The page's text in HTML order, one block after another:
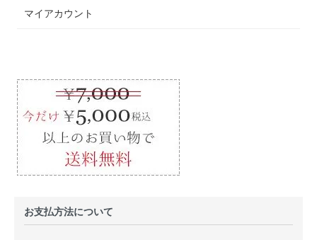
マイアカウント
お支払方法について